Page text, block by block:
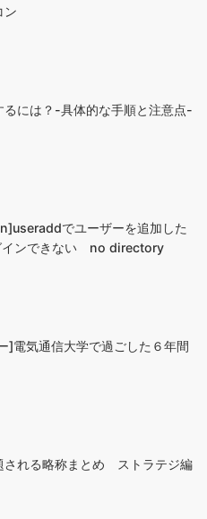
ン
るには？-具体的な手順と注意点-
でユーザーを追加した
インできない no directory
]電気通信大学で過ごした６年間
される略称まとめ ストラテジ編